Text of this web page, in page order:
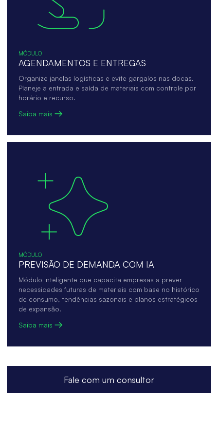
MÓDULO
AGENDAMENTOS E ENTREGAS
Organize janelas logísticas e evite gargalos nas docas.
Planeje a entrada e saída de materiais com controle por
horário e recurso.
Saiba mais
MÓDULO
PREVISÃO DE DEMANDA COM IA
Módulo inteligente que capacita empresas a prever
necessidades futuras de materiais com base no histórico
de consumo, tendências sazonais e planos estratégicos
de expansão.
Saiba mais
Fale com um consultor